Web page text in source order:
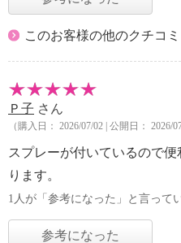
このお客様の他のクチコ
Ｐ子 さん
（購入日： 2026/07/02 | 公開日： 2026/
スプレーが付いているので
ります。
1人が「参考になった」と言って
参考になった